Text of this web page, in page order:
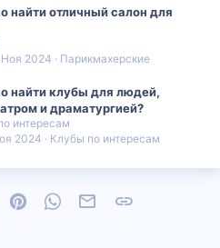
найти отличный салон для
Парикмахерские
Ноя 2024
найти клубы для людей,
и драматургией?
интересам
Клубы по интересам
2024
Reddit PinterestWhatsAppЭлектронная почта